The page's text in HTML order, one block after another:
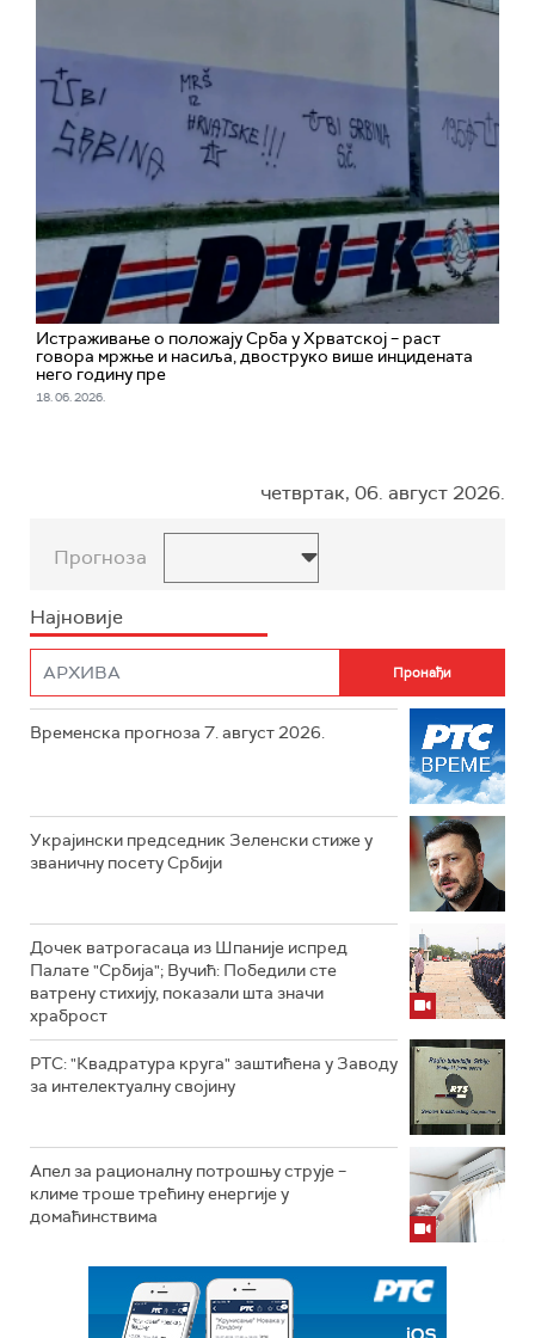
Истраживање о положају Срба у Хрватској – раст
говора мржње и насиља, двоструко више инцидената
него годину пре
18. 06. 2026.
четвртак, 06. август 2026.
Прогноза
Најновије
Временска прогноза 7. август 2026.
Украјински председник Зеленски стиже у
званичну посету Србији
Дочек ватрогасаца из Шпаније испред
Палате "Србија"; Вучић: Победили сте
ватрену стихију, показали шта значи
храброст
РТС: "Квадратура круга" заштићена у Заводу
за интелектуалну својину
Апел за рационалну потрошњу струје –
климе троше трећину енергије у
домаћинствима